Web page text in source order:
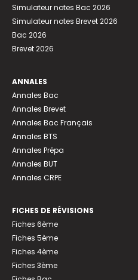
Simulateur notes Bac 2026
Simulateur notes Brevet 2026
Bac 2026
Brevet 2026
ANNALES
Annales Bac
Annales Brevet
Annales Bac Français
Annales BTS
Annales Prépa
Annales BUT
Annales CRPE
FICHES DE RÉVISIONS
Fiches 6ème
Fiches 5ème
Fiches 4ème
Fiches 3ème